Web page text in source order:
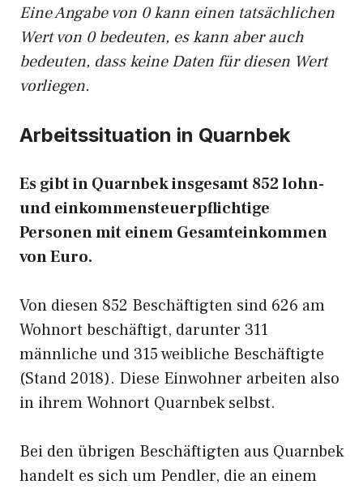
Eine Angabe von 0 kann einen tatsächlichen
Wert von 0 bedeuten, es kann aber auch
bedeuten, dass keine Daten für diesen Wert
vorliegen.
Arbeitssituation in Quarnbek
Es gibt in Quarnbek insgesamt 852 lohn-
und einkommensteuerpflichtige
Personen mit einem Gesamteinkommen
von Euro.
Von diesen 852 Beschäftigten sind 626 am
Wohnort beschäftigt, darunter 311
männliche und 315 weibliche Beschäftigte
(Stand 2018). Diese Einwohner arbeiten also
in ihrem Wohnort Quarnbek selbst.
Bei den übrigen Beschäftigten aus Quarnbek
handelt es sich um Pendler, die an einem